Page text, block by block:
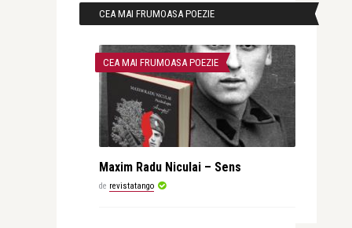
CEA MAI FRUMOASA POEZIE
CEA MAI FRUMOASA POEZIE
Maxim Radu Niculai – Sens
de revistatango